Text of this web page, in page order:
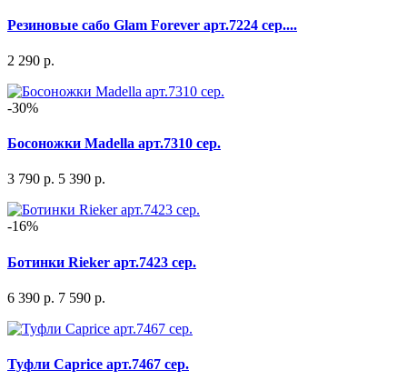
Резиновые сабо Glam Forever арт.7224 сер....
2 290 р.
-30%
Босоножки Madella арт.7310 сер.
3 790 р. 5 390 р.
-16%
Ботинки Rieker арт.7423 сер.
6 390 р. 7 590 р.
Туфли Caprice арт.7467 сер.